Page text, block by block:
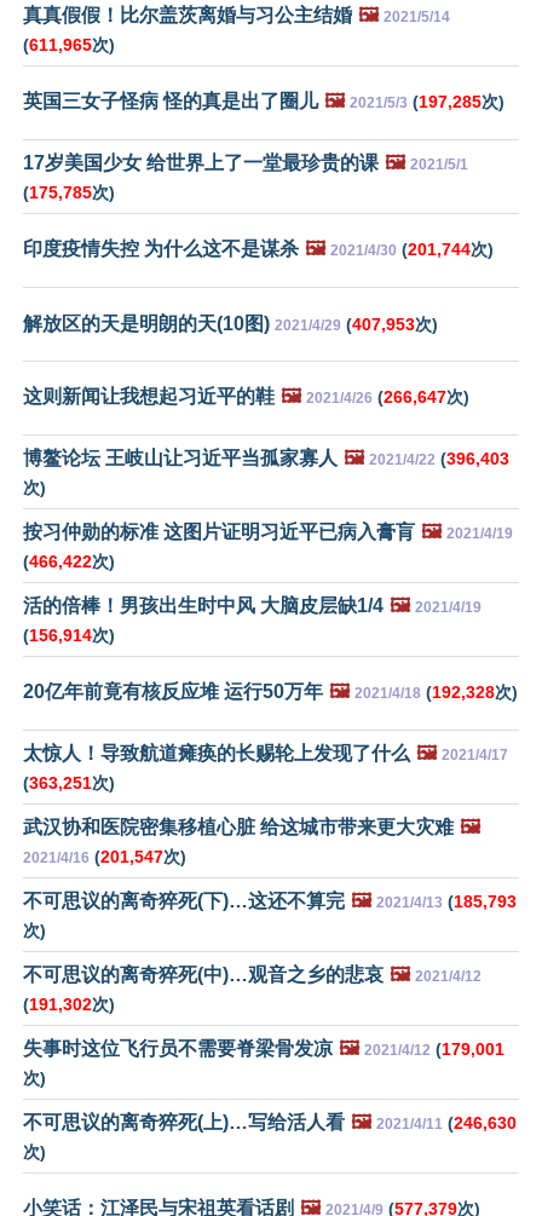
真真假假！比尔盖茨离婚与习公主结婚 🖼️ 2021/5/14
(611,965次)
英国三女子怪病 怪的真是出了圈儿 🖼️ 2021/5/3 (197,285次)
17岁美国少女 给世界上了一堂最珍贵的课 🖼️ 2021/5/1
(175,785次)
印度疫情失控 为什么这不是谋杀 🖼️ 2021/4/30 (201,744次)
解放区的天是明朗的天(10图) 2021/4/29 (407,953次)
这则新闻让我想起习近平的鞋 🖼️ 2021/4/26 (266,647次)
博鳌论坛 王岐山让习近平当孤家寡人 🖼️ 2021/4/22 (396,403
次)
按习仲勋的标准 这图片证明习近平已病入膏肓 🖼️ 2021/4/19
(466,422次)
活的倍棒！男孩出生时中风 大脑皮层缺1/4 🖼️ 2021/4/19
(156,914次)
20亿年前竟有核反应堆 运行50万年 🖼️ 2021/4/18 (192,328次)
太惊人！导致航道瘫痪的长赐轮上发现了什么 🖼️ 2021/4/17
(363,251次)
武汉协和医院密集移植心脏 给这城市带来更大灾难 🖼️
2021/4/16 (201,547次)
不可思议的离奇猝死(下)…这还不算完 🖼️ 2021/4/13 (185,793
次)
不可思议的离奇猝死(中)…观音之乡的悲哀 🖼️ 2021/4/12
(191,302次)
失事时这位飞行员不需要脊梁骨发凉 🖼️ 2021/4/12 (179,001
次)
不可思议的离奇猝死(上)…写给活人看 🖼️ 2021/4/11 (246,630
次)
小笑话：江泽民与宋祖英看话剧 🖼️ 2021/4/9 (577,379次)